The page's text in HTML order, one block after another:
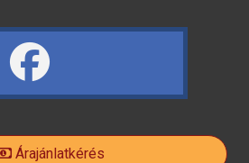
fa
fa-
Árajánlatkérés